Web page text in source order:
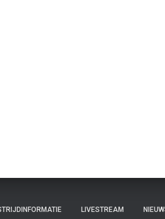
LIVESTREAM